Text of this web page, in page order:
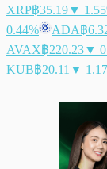
XRP฿35.19▼
0.44%
ADA฿
AVAX฿220.23▼
KUB฿20.11 ▼